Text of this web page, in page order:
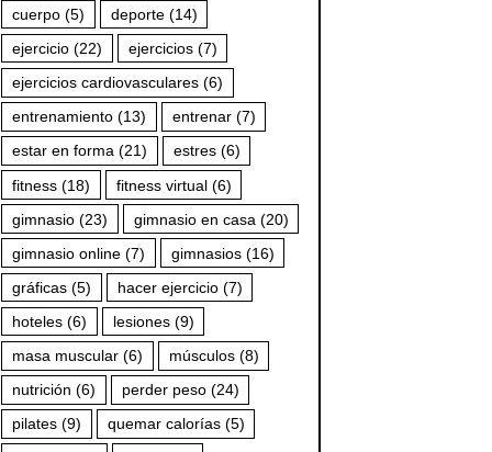
cuerpo(5) deporte(14)
ejercicio(22) ejercicios(7)
ejercicios cardiovasculares(6)
entrenamiento(13) entrenar(7)
estar en forma(21) estres(6)
fitness(18) fitness virtual(6)
gimnasio(23) gimnasio en casa (20)
gimnasio online(7) gimnasios(16)
gráficas(5) hacer ejercicio(7)
hoteles(6) lesiones(9)
masa muscular(6) músculos(8)
nutrición (6) perder peso(24)
pilates(9) quemar calorías(5)